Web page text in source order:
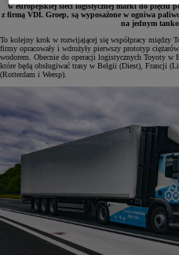
w europejskiej sieci logistycznej marki do pięciu
z firmą VDL Groep, są wyposażone w ogniwa
na jednym
To kolejny krok w rozwijającej się współpracy między
firmy opracowały i wdrożyły pierwszy prototyp
wodorem. Obecnie do operacji logistycznych Toyoty w
które będą obsługiwać trasy w Belgii (Diest), Francji
(Rotterdam i Weesp).